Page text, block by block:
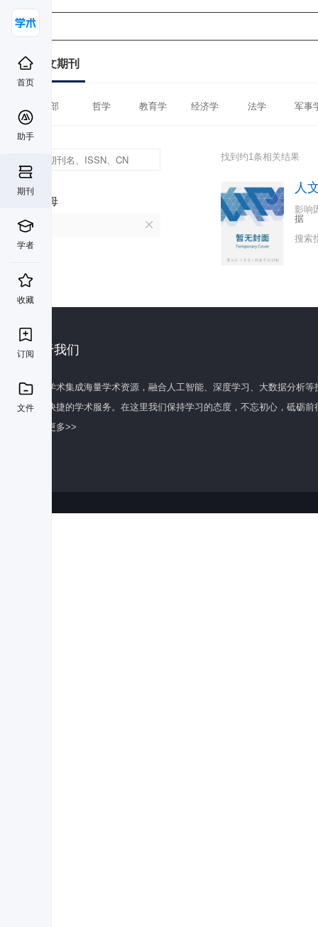
首页
助手
期刊
学者
收藏
订阅
文件
中文期刊
全部 哲学 教育学 经济学 法学 军事
首字母
R
找到约1条相关结果
人
影响
据
搜索
关于我们
百度学术集成海量学术资源，融合人工智能、深度学习、大数据分析
全面快捷的学术服务。在这里我们保持学习的态度，不忘初心，砥砺前
了解更多>>